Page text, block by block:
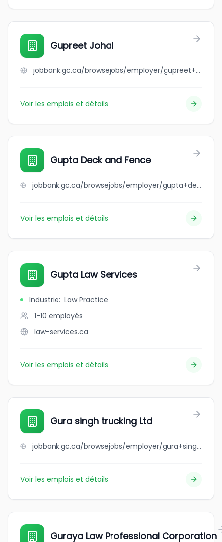
Gupreet Johal
jobbank.gc.ca/browsejobs/employer/gupreet+johal/ca
Voir les emplois et détails
Gupta Deck and Fence
jobbank.gc.ca/browsejobs/employer/gupta+deck+and+fence/ca
Voir les emplois et détails
Gupta Law Services
Industrie: Law Practice
1-10 employés
law-services.ca
Voir les emplois et détails
Gura singh trucking Ltd
jobbank.gc.ca/browsejobs/employer/gura+singh+trucking+ltd/ca
Voir les emplois et détails
Guraya Law Professional Corporation